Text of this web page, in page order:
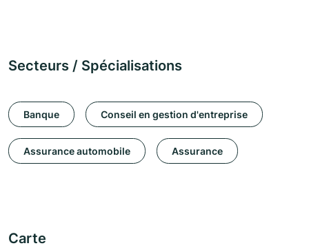
Secteurs / Spécialisations
Banque Conseil en gestion d'entreprise
Assurance automobile Assurance
Carte